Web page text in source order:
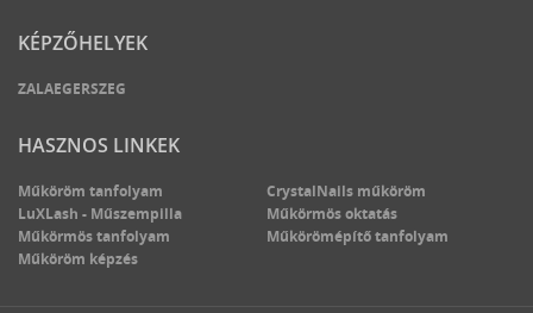
KÉPZŐHELYEK
ZALAEGERSZEG
HASZNOS LINKEK
Műköröm tanfolyam
CrystalNails műköröm
LuXLash - Műszempilla
Műkörmös oktatás
Műkörmös tanfolyam
Műkörömépítő tanfolyam
Műköröm képzés